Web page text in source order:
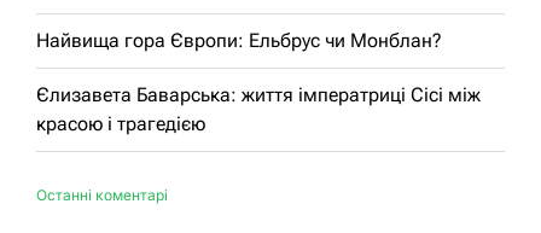
Найвища гора Європи: Ельбрус чи Монблан?
Єлизавета Баварська: життя імператриці Сісі між
красою і трагедією
Останні коментарі